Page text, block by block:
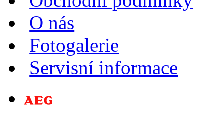
O nás
Fotogalerie
Servisní informace